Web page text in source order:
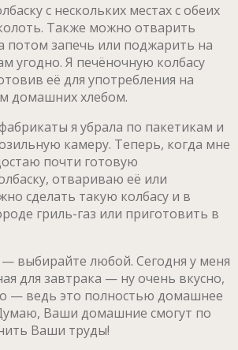
с нескольких местах с обеих
Также можно отварить
потом запечь или поджарить на
угодно. Я печёночную колбасу
её для употребления на
домашних хлебом.
я убрала по пакетикам и
камеру. Теперь, когда мне
почти готовую
отвариваю её или
сделать такую колбасу и в
гриль-газ или приготовить в
выбирайте любой. Сегодня у меня
для завтрака — ну очень вкусно,
— ведь это полностью домашнее
Ваши домашние смогут по
Ваши труды!